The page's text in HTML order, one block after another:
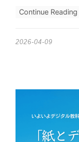
Continue Reading
2026-04-09